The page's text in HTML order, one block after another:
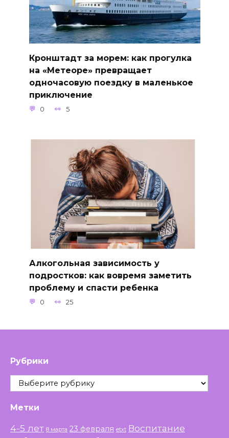
Кронштадт за морем: как прогулка
на «Метеоре» превращает
одночасовую поездку в маленькое
приключение
0 5
Алкогольная зависимость у
подростков: как вовремя заметить
проблему и спасти ребенка
0 25
Рубрики
Рубрики
Метки
4-5 лет 8 марта 23 февраля etxt Воспитание